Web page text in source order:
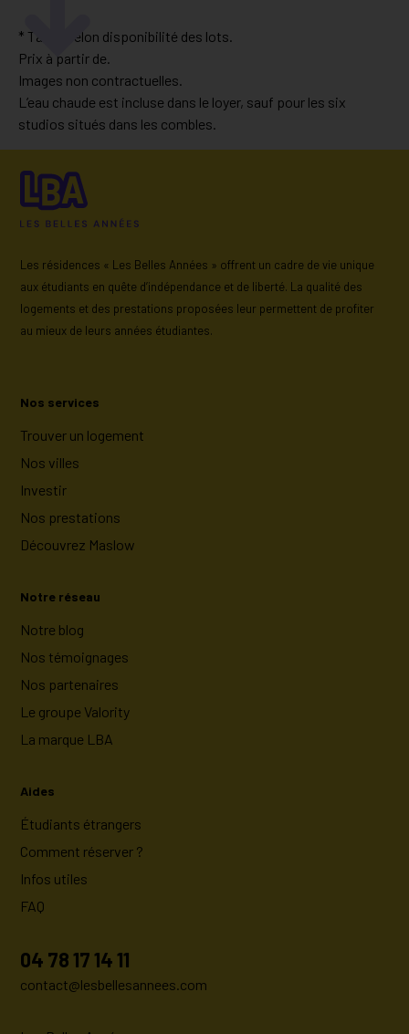
* Tarifs selon disponibilité des lots.
Prix à partir de.
Images non contractuelles.
L’eau chaude est incluse dans le loyer, sauf pour les six
studios situés dans les combles.
Les résidences « Les Belles Années » offrent un cadre de vie unique
aux étudiants en quête d’indépendance et de liberté. La qualité des
logements et des prestations proposées leur permettent de profiter
au mieux de leurs années étudiantes.
Nos services
Trouver un logement
Nos villes
Investir
Nos prestations
Découvrez Maslow
Notre réseau
Notre blog
Nos témoignages
Nos partenaires
Le groupe Valority
La marque LBA
Aides
Étudiants étrangers
Comment réserver ?
Infos utiles
FAQ
04 78 17 14 11
contact@lesbellesannees.com